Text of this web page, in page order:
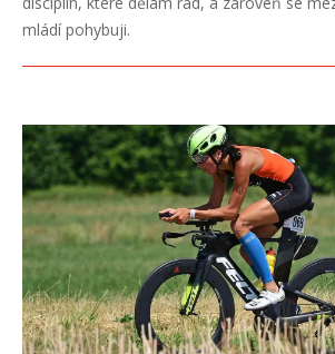
mládí pohybuji.